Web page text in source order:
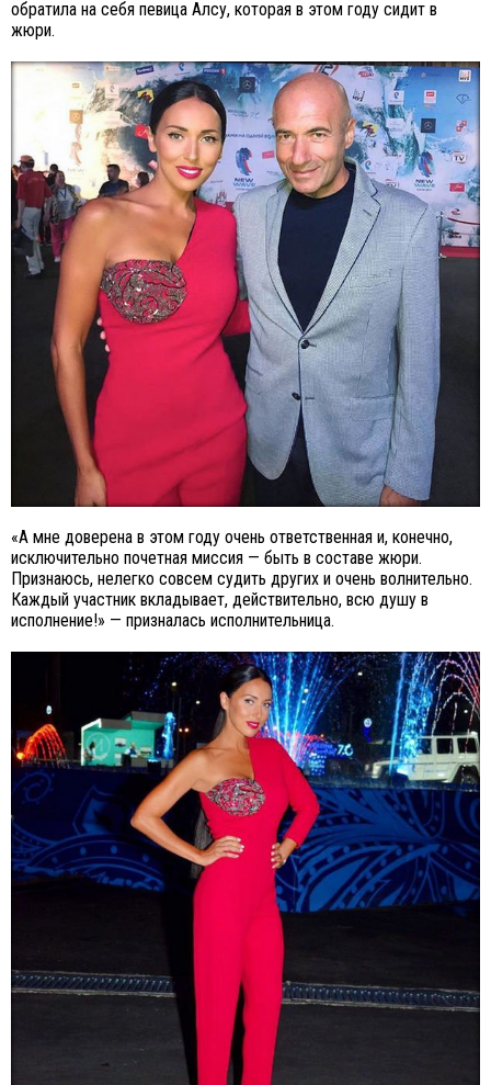
обратила на себя певица Алсу, которая в этом году сидит в
жюри.
«А мне доверена в этом году очень ответственная и, конечно,
исключительно почетная миссия — быть в составе жюри.
Признаюсь, нелегко совсем судить других и очень волнительно.
Каждый участник вкладывает, действительно, всю душу в
исполнение!» — призналась исполнительница.